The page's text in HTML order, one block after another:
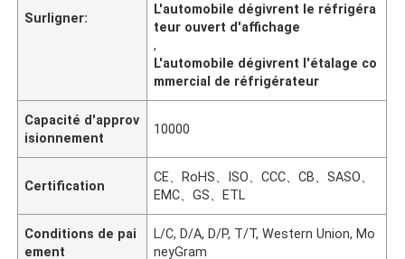
Surligner:
L'automobile dégivrent le réfrigéra
teur ouvert d'affichage
,
L'automobile dégivrent l'étalage co
mmercial de réfrigérateur
Capacité d'approv
isionnement
10000
Certification
CE、RoHS、ISO、CCC、CB、SASO、
EMC、GS、ETL
Conditions de pai
ement
L/C, D/A, D/P, T/T, Western Union, Mo
neyGram